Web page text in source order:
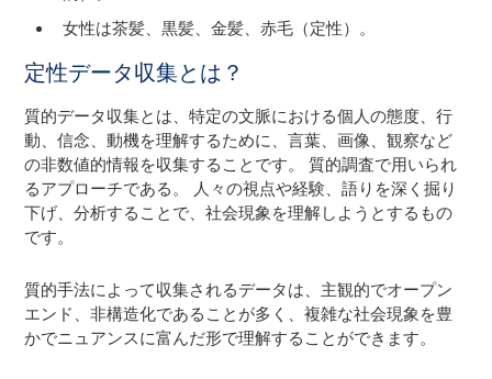
女性は茶髪、黒髪、金髪、赤毛（定性）。
定性データ収集とは？
質的データ収集とは、特定の文脈における個人の態度、行
動、信念、動機を理解するために、言葉、画像、観察など
の非数値的情報を収集することです。 質的調査で用いられ
るアプローチである。 人々の視点や経験、語りを深く掘り
下げ、分析することで、社会現象を理解しようとするもの
です。
質的手法によって収集されるデータは、主観的でオープン
エンド、非構造化であることが多く、複雑な社会現象を豊
かでニュアンスに富んだ形で理解することができます。